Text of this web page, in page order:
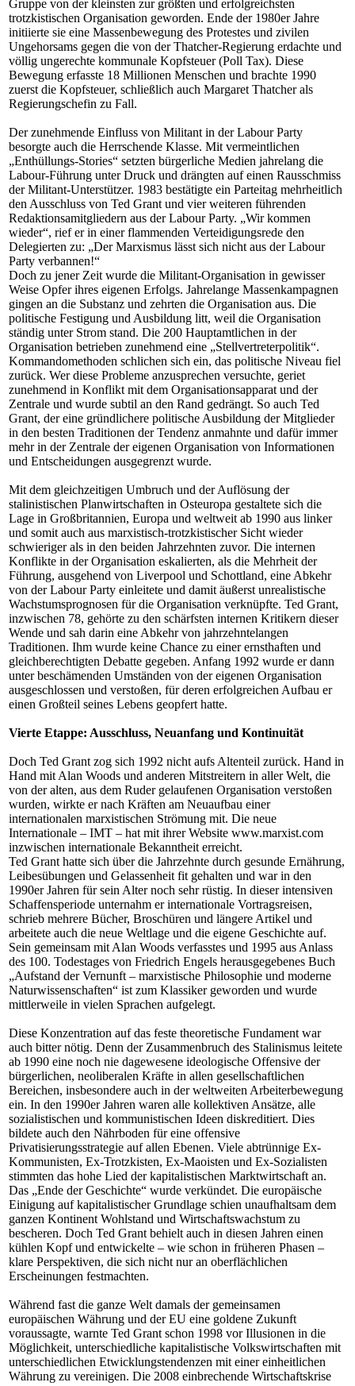
Gruppe von der kleinsten zur größten und erfolgreichsten
trotzkistischen Organisation geworden. Ende der 1980er Jahre
initiierte sie eine Massenbewegung des Protestes und zivilen
Ungehorsams gegen die von der Thatcher-Regierung erdachte und
völlig ungerechte kommunale Kopfsteuer (Poll Tax). Diese
Bewegung erfasste 18 Millionen Menschen und brachte 1990
zuerst die Kopfsteuer, schließlich auch Margaret Thatcher als
Regierungschefin zu Fall.
Der zunehmende Einfluss von Militant in der Labour Party
besorgte auch die Herrschende Klasse. Mit vermeintlichen
„Enthüllungs-Stories“ setzten bürgerliche Medien jahrelang die
Labour-Führung unter Druck und drängten auf einen Rausschmiss
der Militant-Unterstützer. 1983 bestätigte ein Parteitag mehrheitlich
den Ausschluss von Ted Grant und vier weiteren führenden
Redaktionsamitgliedern aus der Labour Party. „Wir kommen
wieder“, rief er in einer flammenden Verteidigungsrede den
Delegierten zu: „Der Marxismus lässt sich nicht aus der Labour
Party verbannen!“
Doch zu jener Zeit wurde die Militant-Organisation in gewisser
Weise Opfer ihres eigenen Erfolgs. Jahrelange Massenkampagnen
gingen an die Substanz und zehrten die Organisation aus. Die
politische Festigung und Ausbildung litt, weil die Organisation
ständig unter Strom stand. Die 200 Hauptamtlichen in der
Organisation betrieben zunehmend eine „Stellvertreterpolitik“.
Kommandomethoden schlichen sich ein, das politische Niveau fiel
zurück. Wer diese Probleme anzusprechen versuchte, geriet
zunehmend in Konflikt mit dem Organisationsapparat und der
Zentrale und wurde subtil an den Rand gedrängt. So auch Ted
Grant, der eine gründlichere politische Ausbildung der Mitglieder
in den besten Traditionen der Tendenz anmahnte und dafür immer
mehr in der Zentrale der eigenen Organisation von Informationen
und Entscheidungen ausgegrenzt wurde.
Mit dem gleichzeitigen Umbruch und der Auflösung der
stalinistischen Planwirtschaften in Osteuropa gestaltete sich die
Lage in Großbritannien, Europa und weltweit ab 1990 aus linker
und somit auch aus marxistisch-trotzkistischer Sicht wieder
schwieriger als in den beiden Jahrzehnten zuvor. Die internen
Konflikte in der Organisation eskalierten, als die Mehrheit der
Führung, ausgehend von Liverpool und Schottland, eine Abkehr
von der Labour Party einleitete und damit äußerst unrealistische
Wachstumsprognosen für die Organisation verknüpfte. Ted Grant,
inzwischen 78, gehörte zu den schärfsten internen Kritikern dieser
Wende und sah darin eine Abkehr von jahrzehntelangen
Traditionen. Ihm wurde keine Chance zu einer ernsthaften und
gleichberechtigten Debatte gegeben. Anfang 1992 wurde er dann
unter beschämenden Umständen von der eigenen Organisation
ausgeschlossen und verstoßen, für deren erfolgreichen Aufbau er
einen Großteil seines Lebens geopfert hatte.
Vierte Etappe: Ausschluss, Neuanfang und Kontinuität
Doch Ted Grant zog sich 1992 nicht aufs Altenteil zurück. Hand in
Hand mit Alan Woods und anderen Mitstreitern in aller Welt, die
von der alten, aus dem Ruder gelaufenen Organisation verstoßen
wurden, wirkte er nach Kräften am Neuaufbau einer
internationalen marxistischen Strömung mit. Die neue
Internationale – IMT – hat mit ihrer Website www.marxist.com
inzwischen internationale Bekanntheit erreicht.
Ted Grant hatte sich über die Jahrzehnte durch gesunde Ernährung,
Leibesübungen und Gelassenheit fit gehalten und war in den
1990er Jahren für sein Alter noch sehr rüstig. In dieser intensiven
Schaffensperiode unternahm er internationale Vortragsreisen,
schrieb mehrere Bücher, Broschüren und längere Artikel und
arbeitete auch die neue Weltlage und die eigene Geschichte auf.
Sein gemeinsam mit Alan Woods verfasstes und 1995 aus Anlass
des 100. Todestages von Friedrich Engels herausgegebenes Buch
„Aufstand der Vernunft – marxistische Philosophie und moderne
Naturwissenschaften“ ist zum Klassiker geworden und wurde
mittlerweile in vielen Sprachen aufgelegt.
Diese Konzentration auf das feste theoretische Fundament war
auch bitter nötig. Denn der Zusammenbruch des Stalinismus leitete
ab 1990 eine noch nie dagewesene ideologische Offensive der
bürgerlichen, neoliberalen Kräfte in allen gesellschaftlichen
Bereichen, insbesondere auch in der weltweiten Arbeiterbewegung
ein. In den 1990er Jahren waren alle kollektiven Ansätze, alle
sozialistischen und kommunistischen Ideen diskreditiert. Dies
bildete auch den Nährboden für eine offensive
Privatisierungsstrategie auf allen Ebenen. Viele abtrünnige Ex-
Kommunisten, Ex-Trotzkisten, Ex-Maoisten und Ex-Sozialisten
stimmten das hohe Lied der kapitalistischen Marktwirtschaft an.
Das „Ende der Geschichte“ wurde verkündet. Die europäische
Einigung auf kapitalistischer Grundlage schien unaufhaltsam dem
ganzen Kontinent Wohlstand und Wirtschaftswachstum zu
bescheren. Doch Ted Grant behielt auch in diesen Jahren einen
kühlen Kopf und entwickelte – wie schon in früheren Phasen –
klare Perspektiven, die sich nicht nur an oberflächlichen
Erscheinungen festmachten.
Während fast die ganze Welt damals der gemeinsamen
europäischen Währung und der EU eine goldene Zukunft
voraussagte, warnte Ted Grant schon 1998 vor Illusionen in die
Möglichkeit, unterschiedliche kapitalistische Volkswirtschaften mit
unterschiedlichen Etwicklungstendenzen mit einer einheitlichen
Währung zu vereinigen. Die 2008 einbrechende Wirtschaftskrise